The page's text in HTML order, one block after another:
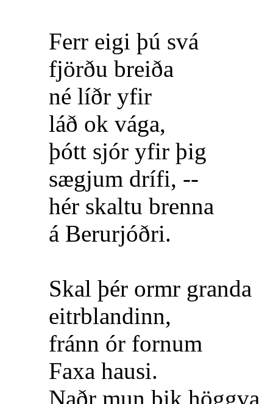
Ferr eigi þú svá
fjörðu breiða
né líðr yfir
láð ok vága,
þótt sjór yfir þig
sægjum drífi, --
hér skaltu brenna
á Berurjóðri.
Skal þér ormr granda
eitrblandinn,
fránn ór fornum
Faxa hausi.
Naðr mun þik höggva